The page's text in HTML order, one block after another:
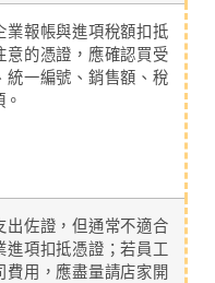
業報帳與進項稅額扣抵
意的憑證，應確認買受
統一編號、銷售額、稅
出佐證，但通常不適合
進項扣抵憑證；若員工
費用，應盡量請店家開